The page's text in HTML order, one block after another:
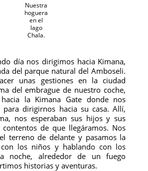
Nuestra
hoguera
en el
lago
Chala.
día nos dirigimos hacia Kimana,
del parque natural del Amboseli.
unas gestiones en la ciudad
del embrague de nuestro coche,
la Kimana Gate donde nos
para dirigirnos hacia su casa. Allí,
nos esperaban sus hijos y sus
de que llegáramos. Nos
terreno de delante y pasamos la
los niños y hablando con los
noche, alrededor de un fuego
historias y aventuras.